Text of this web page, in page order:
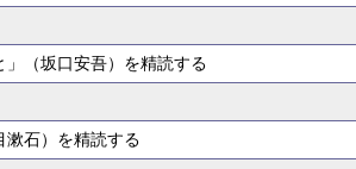
」（坂口安吾）を精読する
漱石）を精読する